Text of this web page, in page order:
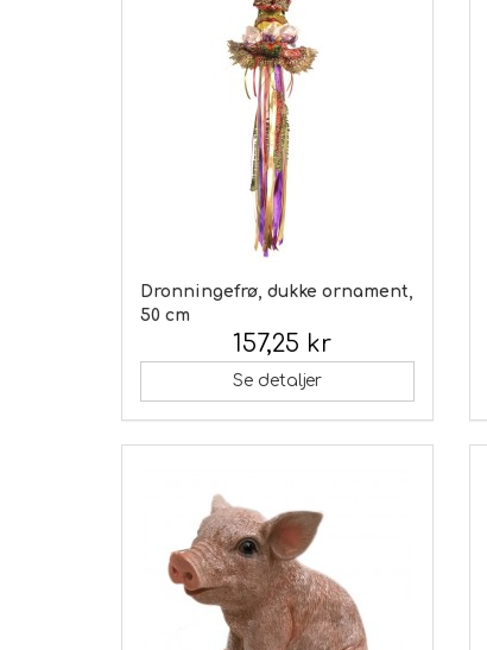
Dronningefrø, dukke ornament,
50 cm
157,25 kr
Se detaljer